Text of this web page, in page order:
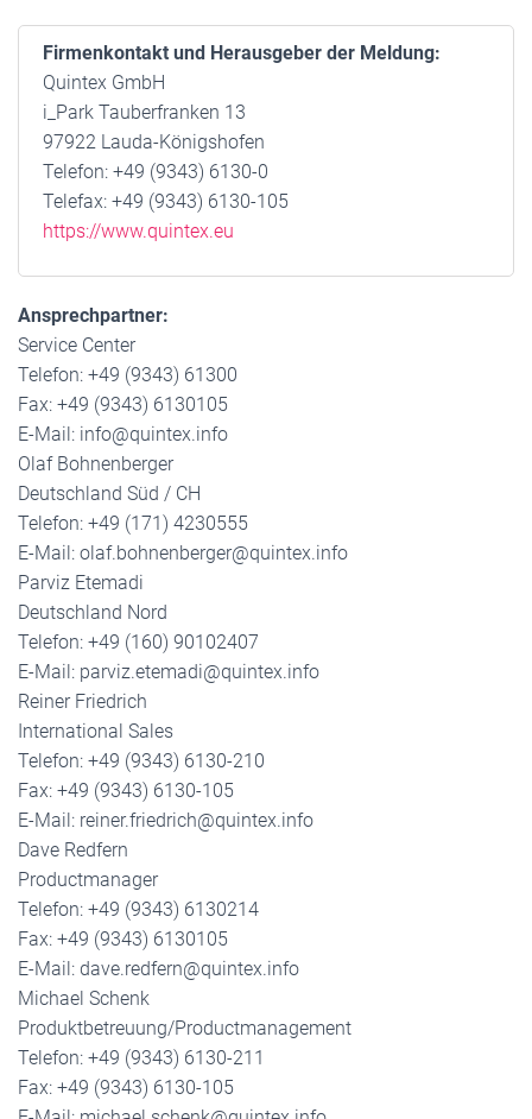
Firmenkontakt und Herausgeber der Meldung:
Quintex GmbH
i_Park Tauberfranken 13
97922 Lauda-Königshofen
Telefon: +49 (9343) 6130-0
Telefax: +49 (9343) 6130-105
https://www.quintex.eu
Ansprechpartner:
Service Center
Telefon: +49 (9343) 61300
Fax: +49 (9343) 6130105
E-Mail: info@quintex.info
Olaf Bohnenberger
Deutschland Süd / CH
Telefon: +49 (171) 4230555
E-Mail: olaf.bohnenberger@quintex.info
Parviz Etemadi
Deutschland Nord
Telefon: +49 (160) 90102407
E-Mail: parviz.etemadi@quintex.info
Reiner Friedrich
International Sales
Telefon: +49 (9343) 6130-210
Fax: +49 (9343) 6130-105
E-Mail: reiner.friedrich@quintex.info
Dave Redfern
Productmanager
Telefon: +49 (9343) 6130214
Fax: +49 (9343) 6130105
E-Mail: dave.redfern@quintex.info
Michael Schenk
Produktbetreuung/Productmanagement
Telefon: +49 (9343) 6130-211
Fax: +49 (9343) 6130-105